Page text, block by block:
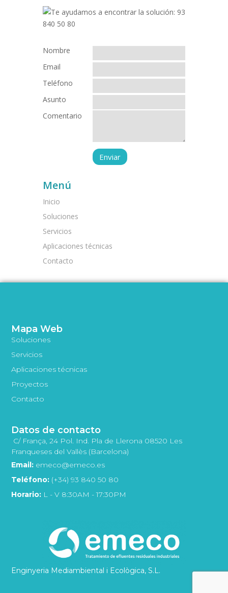
Nombre
Email
Teléfono
Asunto
Comentario
Menú
Inicio
Soluciones
Servicios
Aplicaciones técnicas
Contacto
Enginyeria Mediambiental i Ecològica, S.L.
Mapa Web
Soluciones
Servicios
Aplicaciones técnicas
Proyectos
Contacto
Datos de contacto
C/ França, 24 Pol. Ind. Pla de Llerona 08520 Les
Franqueses del Vallès (Barcelona)
Email: emeco@emeco.es
Teléfono: (+34) 93 840 50 80
Horario: L - V 8:30AM - 17:30PM